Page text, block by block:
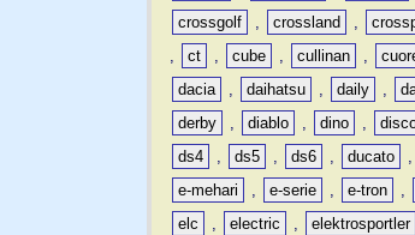
crossgolf
, crossland ,
,
ct , cube , cullinan ,
dacia
, daihatsu , daily ,
derby
, diablo , dino ,
ds4
, ds5 , ds6 , ducato ,
e-mehari
, e-serie , e-tron ,
elc
, electric , elektrosportler